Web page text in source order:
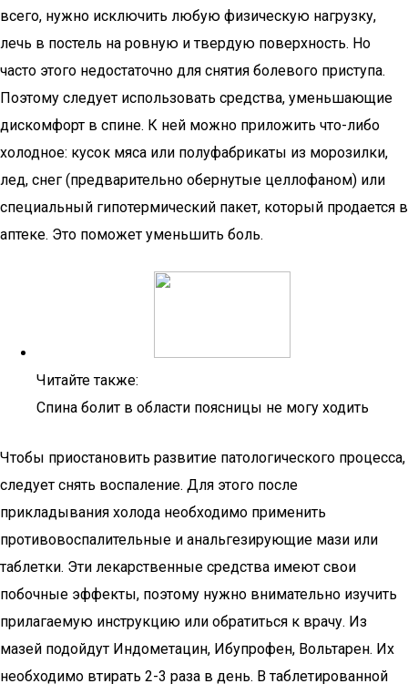
всего, нужно исключить любую физическую нагрузку,
лечь в постель на ровную и твердую поверхность. Но
часто этого недостаточно для снятия болевого приступа.
Поэтому следует использовать средства, уменьшающие
дискомфорт в спине. К ней можно приложить что-либо
холодное: кусок мяса или полуфабрикаты из морозилки,
лед, снег (предварительно обернутые целлофаном) или
специальный гипотермический пакет, который продается в
аптеке. Это поможет уменьшить боль.
Читайте также:
Спина болит в области поясницы не могу ходить
Чтобы приостановить развитие патологического процесса,
следует снять воспаление. Для этого после
прикладывания холода необходимо применить
противовоспалительные и анальгезирующие мази или
таблетки. Эти лекарственные средства имеют свои
побочные эффекты, поэтому нужно внимательно изучить
прилагаемую инструкцию или обратиться к врачу. Из
мазей подойдут Индометацин, Ибупрофен, Вольтарен. Их
необходимо втирать 2-3 раза в день. В таблетированной